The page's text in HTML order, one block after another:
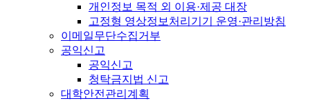
개인정보 목적 외 이용·제공 대장
고정형 영상정보처리기기 운영·관리방침
이메일무단수집거부
공익신고
공익신고
청탁금지법 신고
대학안전관리계획